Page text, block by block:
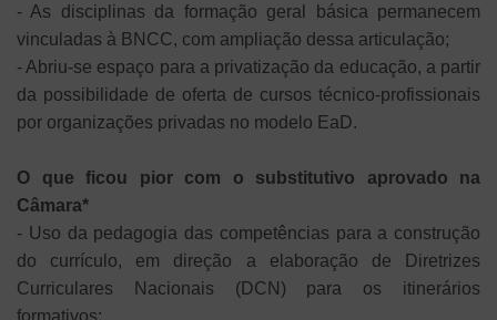
- As disciplinas da formação geral básica permanecem
vinculadas à BNCC, com ampliação dessa articulação;
- Abriu-se espaço para a privatização da educação, a partir
da possibilidade de oferta de cursos técnico-profissionais
por organizações privadas no modelo EaD.
O que ficou pior com o substitutivo aprovado na
Câmara*
- Uso da pedagogia das competências para a construção
do currículo, em direção a elaboração de Diretrizes
Curriculares Nacionais (DCN) para os itinerários
formativos;